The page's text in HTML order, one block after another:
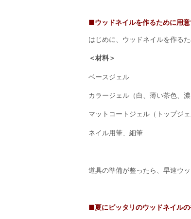
■ウッドネイルを作るために用
はじめに、ウッドネイルを作る
＜材料＞
ベースジェル
カラージェル（白、薄い茶色、濃
マットコートジェル（トップジェ
ネイル用筆、細筆
道具の準備が整ったら、早速ウ
■夏にピッタリのウッドネイル